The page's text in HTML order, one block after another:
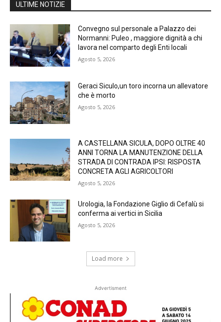
ULTIME NOTIZIE
Convegno sul personale a Palazzo dei
Normanni: Puleo , maggiore dignità a chi
lavora nel comparto degli Enti locali
Agosto 5, 2026
Geraci Siculo,un toro incorna un allevatore
che è morto
Agosto 5, 2026
A CASTELLANA SICULA, DOPO OLTRE 40
ANNI TORNA LA MANUTENZIONE DELLA
STRADA DI CONTRADA IPSI: RISPOSTA
CONCRETA AGLI AGRICOLTORI
Agosto 5, 2026
Urologia, la Fondazione Giglio di Cefalù si
conferma ai vertici in Sicilia
Agosto 5, 2026
Load more
Advertisment